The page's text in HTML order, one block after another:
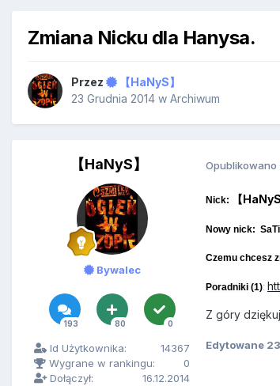
Zmiana Nicku dla Hanysa.
Przez
【HaNyS】
23 Grudnia 2014 w Archiwum
【HaNyS】
Bywalec
193 80 0
Id Użytkownika:
14367
Wygrane w rankingu:
0
Dołączył:
16.12.2014
Opublikowano
Nick: 【HaNyS
Nowy nick:
Czemu chcesz
Poradniki (1):
Z góry
Edytowane